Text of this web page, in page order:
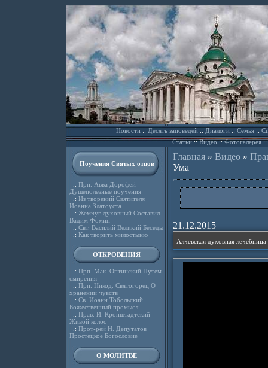
Новости::Десять заповедей::Диалоги::Семья::
Статьи::Видео ::Фотогалерея::
Поучения Святых отцов
.: Прп. Авва Дорофей
Душеполезные поучения
.: Из творений Святителя
Иоанна Златоуста
.: Жемчуг духовный Составил
Вадим Фомин
.: Свт. Василий Великий Беседы
.: Как творить милостыню
ОТКРОВЕНИЯ
.: Прп. Мак. Оптинский Путем
смирения
.: Прп. Никод. Святогорец О
хранении чувств
.: Св. Иоанн Тобольский
Божественный промысл
.: Прав. И. Кронштадтский
Живой колос
.: Прот-рей Н. Депутатов
Простецкое Богословие
О МОЛИТВЕ
Главная» Видео»
Ума
21.12.2015